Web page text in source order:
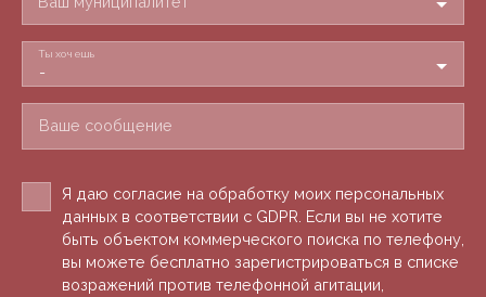
-
Ты хочешь
Ваше сообщение
Я даю согласие на обработку моих персональных
данных в соответствии с GDPR. Если вы не хотите
быть объектом коммерческого поиска по телефону,
вы можете бесплатно зарегистрироваться в списке
возражений против телефонной агитации,